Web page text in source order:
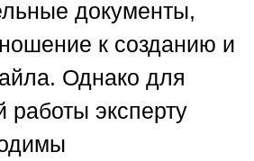
документы,
к созданию и
Однако для
работы эксперту